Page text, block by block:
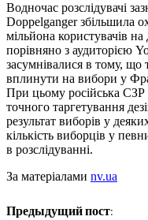
Водночас розслідувачі
Doppelganger збільшила
мільйона користувачів на
порівняно з аудиторією
засумнівалися в тому, що
вплинути на вибори у
При цьому російська СЗР
точного таргетування
результат виборів у
кількість виборців у
в розслідуванні.
За матеріалами nv.ua
Предыдущий пост: